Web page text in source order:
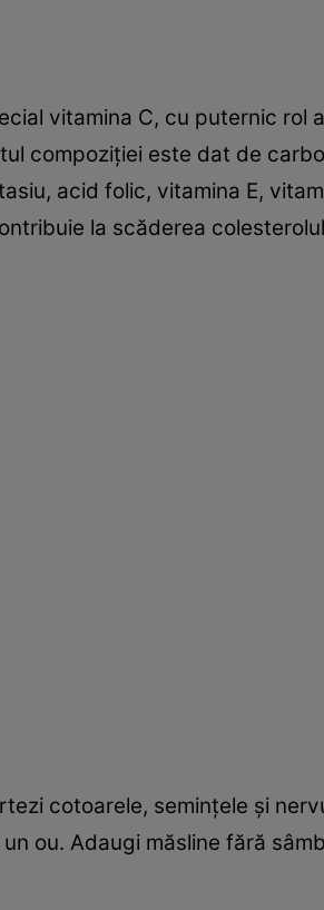
vitamina C, cu puternic rol
compoziţiei este dat de
acid folic, vitamina E,
la scăderea
cotoarele, seminţele şi
ou. Adaugi măsline fără